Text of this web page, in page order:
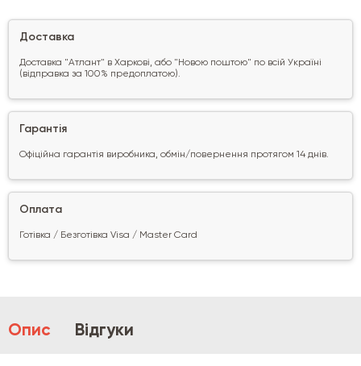
Доставка
Доставка "Атлант" в Харкові, або "Новою поштою" по всій Україні
(відправка за 100% предоплатою).
Гарантія
Офіційна гарантія виробника, обмін/повернення протягом 14 днів.
Оплата
Готівка / Безготівка Visa / Master Card
Опис Відгуки